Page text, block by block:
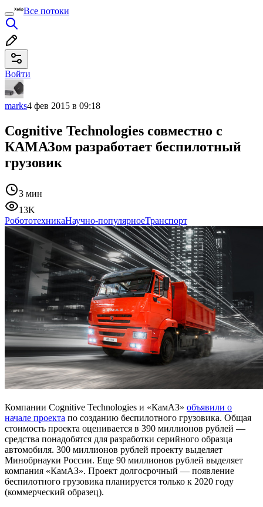
Все потоки
Войти
marks4 фев 2015 в 09:18
Cognitive Technologies совместно с
КАМАЗом разработает беспилотный
грузовик
3 мин
13K
РобототехникаНаучно-популярноеТранспорт
Компании Cognitive Technologies и «КамАЗ» объявили о
начале проекта по созданию беспилотного грузовика. Общая
стоимость проекта оценивается в 390 миллионов рублей —
средства понадобятся для разработки серийного образца
автомобиля. 300 миллионов рублей проекту выделяет
Минобрнауки России. Еще 90 миллионов рублей выделяет
компания «КамАЗ». Проект долгосрочный — появление
беспилотного грузовика планируется только к 2020 году
(коммерческий образец).